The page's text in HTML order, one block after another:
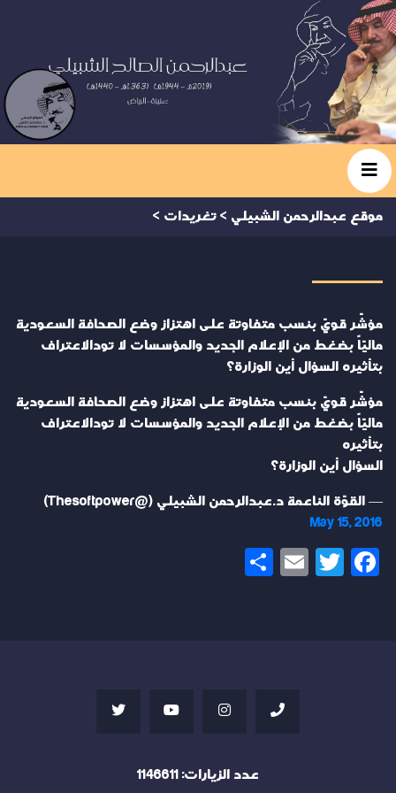
موقع عبدالرحمن الشبيلي > تغريدات >
مؤشّر قويّ بنسب متفاوتة على اهتزاز وضع الصحافة السعودية
ماليّاً بضغط من الإعلام الجديد والمؤسسات لا تودالاعتراف
بتأثيره السؤال أين الوزارة؟
مؤشّر قويّ بنسب متفاوتة على اهتزاز وضع الصحافة السعودية
ماليّاً بضغط من الإعلام الجديد والمؤسسات لا تودالاعتراف
بتأثيره
السؤال أين الوزارة؟
— القوّة الناعمة د.عبدالرحمن الشبيلي (@Thesoftpower)
May 15, 2016
Facebook
Twitter
Email
عدد الزيارات: 1146611